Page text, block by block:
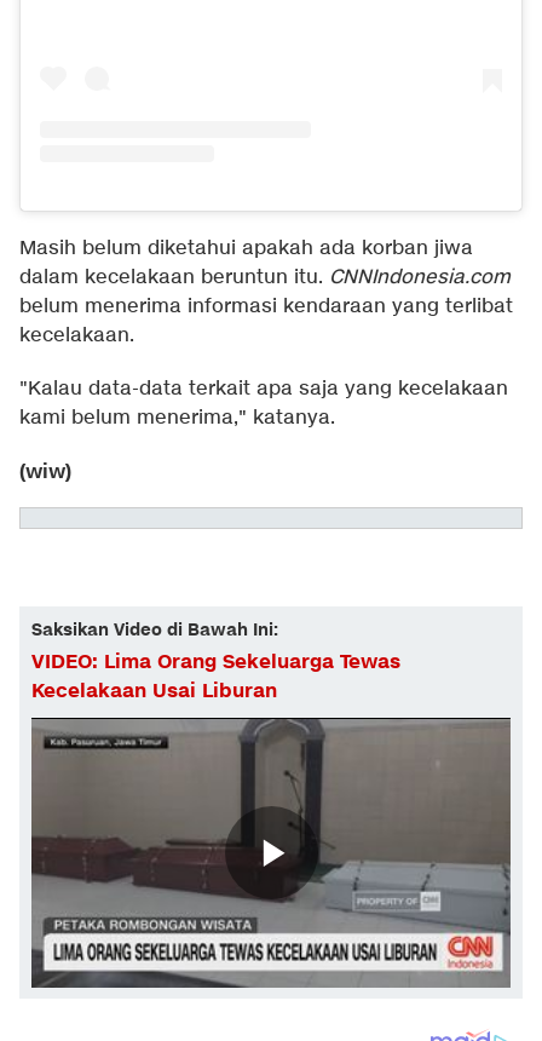
Masih belum diketahui apakah ada korban jiwa
dalam kecelakaan beruntun itu. CNNIndonesia.com
belum menerima informasi kendaraan yang terlibat
kecelakaan.
"Kalau data-data terkait apa saja yang kecelakaan
kami belum menerima," katanya.
(wiw)
Saksikan Video di Bawah Ini:
VIDEO: Lima Orang Sekeluarga Tewas
Kecelakaan Usai Liburan